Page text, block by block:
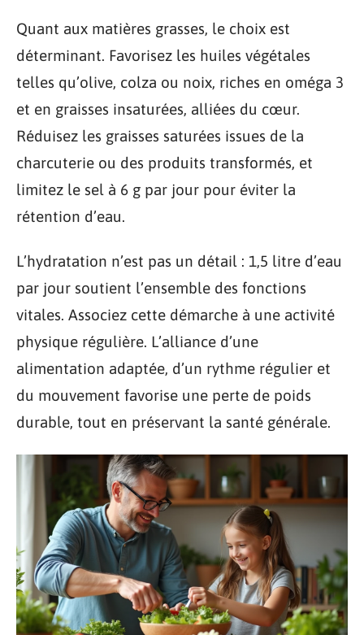
Quant aux matières grasses, le choix est
déterminant. Favorisez les huiles végétales
telles qu’olive, colza ou noix, riches en oméga 3
et en graisses insaturées, alliées du cœur.
Réduisez les graisses saturées issues de la
charcuterie ou des produits transformés, et
limitez le sel à 6 g par jour pour éviter la
rétention d’eau.
L’hydratation n’est pas un détail : 1,5 litre d’eau
par jour soutient l’ensemble des fonctions
vitales. Associez cette démarche à une activité
physique régulière. L’alliance d’une
alimentation adaptée, d’un rythme régulier et
du mouvement favorise une perte de poids
durable, tout en préservant la santé générale.